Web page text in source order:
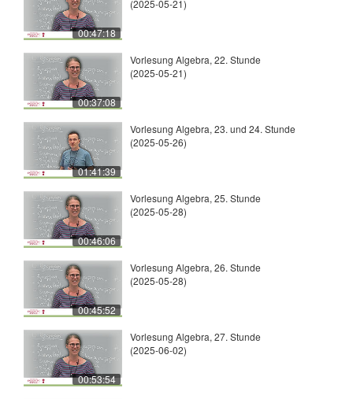
00:47:18
(2025-05-21)
00:37:08
Vorlesung Algebra, 22. Stunde
(2025-05-21)
01:41:39
Vorlesung Algebra, 23. und 24. Stunde
(2025-05-26)
00:46:06
Vorlesung Algebra, 25. Stunde
(2025-05-28)
00:45:52
Vorlesung Algebra, 26. Stunde
(2025-05-28)
00:53:54
Vorlesung Algebra, 27. Stunde
(2025-06-02)